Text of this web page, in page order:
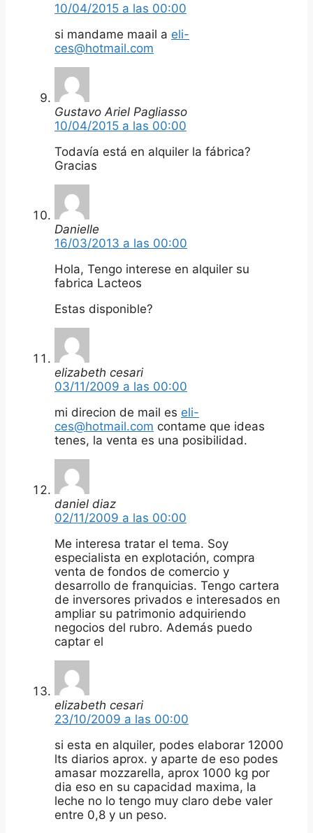
10/04/2015 a las 00:00
si mandame maail a eli-
ces@hotmail.com
Gustavo Ariel Pagliasso
10/04/2015 a las 00:00
Todavía está en alquiler la fábrica?
Gracias
Danielle
16/03/2013 a las 00:00
Hola, Tengo interese en alquiler su
fabrica Lacteos
Estas disponible?
elizabeth cesari
03/11/2009 a las 00:00
mi direcion de mail es eli-
ces@hotmail.com contame que ideas
tenes, la venta es una posibilidad.
daniel diaz
02/11/2009 a las 00:00
Me interesa tratar el tema. Soy
especialista en explotación, compra
venta de fondos de comercio y
desarrollo de franquicias. Tengo cartera
de inversores privados e interesados en
ampliar su patrimonio adquiriendo
negocios del rubro. Además puedo
captar el
elizabeth cesari
23/10/2009 a las 00:00
si esta en alquiler, podes elaborar 12000
lts diarios aprox. y aparte de eso podes
amasar mozzarella, aprox 1000 kg por
dia eso en su capacidad maxima, la
leche no lo tengo muy claro debe valer
entre 0,8 y un peso.